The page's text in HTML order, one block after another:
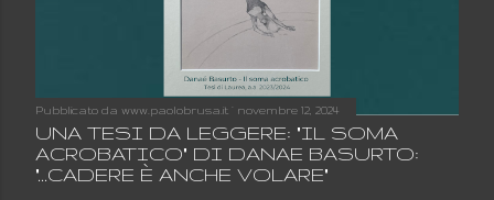
Pubblicato da www.paolobrusa.it novembre 12, 2024
UNA TESI DA LEGGERE: "IL SOMA
ACROBATICO" DI DANAE BASURTO:
"...CADERE È ANCHE VOLARE"